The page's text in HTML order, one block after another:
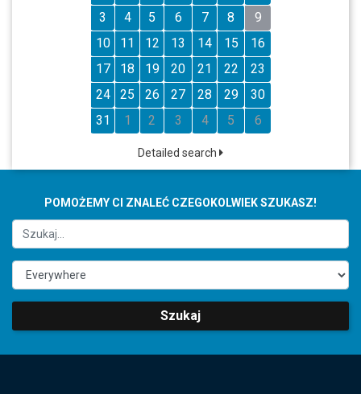
3
4 5 6 7 8
9
10
11 12 13 14 15
16
17
18 19 20 21 22
23
24
25 26 27 28 29
30
31
1 2 3 4 5 6
Detailed search
POMOŻEMY CI ZNALEĆ CZEGOKOLWIEK SZUKASZ!
Szukaj